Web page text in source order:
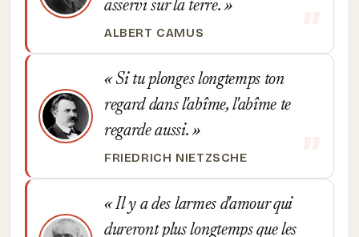
asservi sur la terre.
ALBERT CAMUS
Si tu plonges longtemps ton
regard dans l'abîme, l'abîme te
regarde aussi.
FRIEDRICH NIETZSCHE
Il y a des larmes d'amour qui
dureront plus longtemps que les